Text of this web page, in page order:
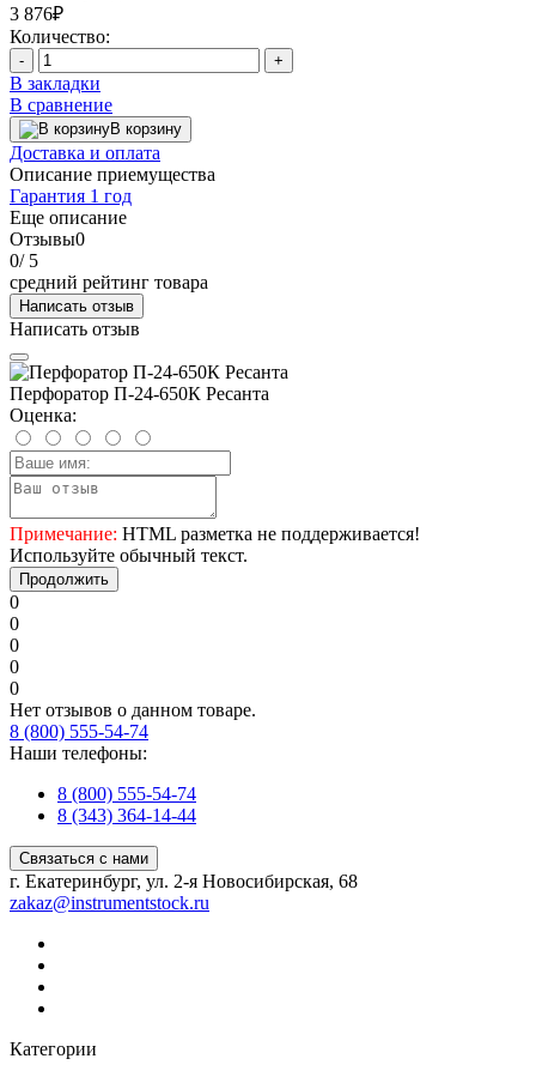
3 876₽
Количество:
- +
В закладки
В сравнение
В корзину
Доставка и оплата
Описание приемущества
Гарантия 1 год
Еще описание
Отзывы0
0/ 5
средний рейтинг товара
Написать отзыв
Написать отзыв
Перфоратор П-24-650К Ресанта
Оценка:
Примечание: HTML разметка не поддерживается!
Используйте обычный текст.
Продолжить
0
0
0
0
0
Нет отзывов о данном товаре.
8 (800) 555-54-74
Наши телефоны:
8 (800) 555-54-74
8 (343) 364-14-44
Связаться с нами
г. Екатеринбург, ул. 2-я Новосибирская, 68
zakaz@instrumentstock.ru
Категории